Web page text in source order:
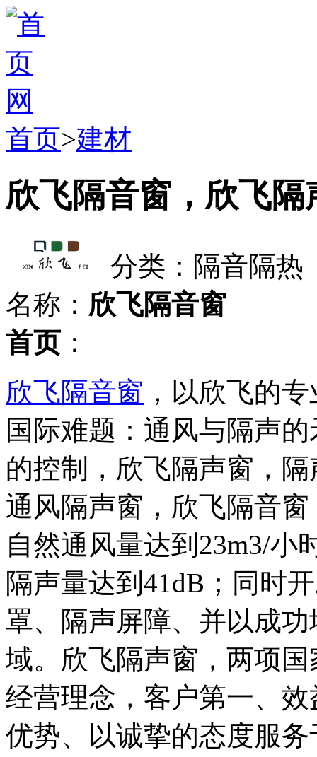
首页>建材
欣飞隔音窗，欣飞隔
分类：隔音隔热
名称： 欣飞隔音窗
首页 ：
欣飞隔音窗 ，以欣飞的
国际难题：通风与隔声
的控制，欣飞隔声窗，
通风隔声窗，欣飞隔音
自然通风量达到23m3/小
隔声量达到41dB；同时
罩、隔声屏障、并以成
域。欣飞隔声窗，两项
经营理念，客户第一、
优势、以诚挚的态度服